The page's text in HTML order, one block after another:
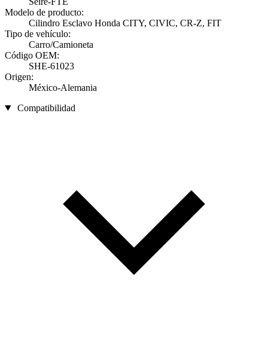
Modelo de producto:
Cilindro Esclavo Honda CITY, CIVIC, CR-Z, FIT
Tipo de vehículo:
Carro/Camioneta
Código OEM:
SHE-61023
Origen:
México-Alemania
Compatibilidad